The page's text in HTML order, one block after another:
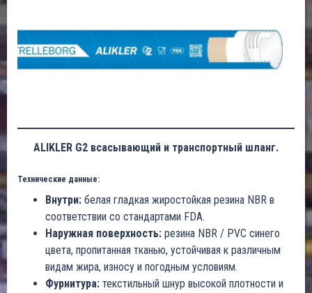
ALIKLER G2 всасывающий и транспортный шланг.
Технические данные:
Внутри: белая гладкая жиростойкая резина NBR в
соответствии со стандартами FDA.
Наружная поверхность: резина NBR / PVC синего
цвета, пропитанная тканью, устойчивая к различным
видам жира, износу и погодным условиям.
Фурнитура: текстильный шнур высокой плотности и